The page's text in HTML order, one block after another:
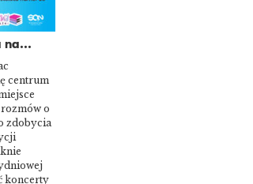
na...
centrum
o
zdobycia
koncerty